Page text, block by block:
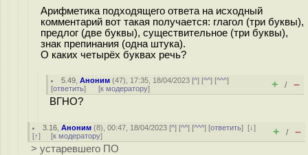
Арифметика подходящего ответа на исходный
комментарий вот такая получается: глагол (три буквы),
предлог (две буквы), существительное (три буквы),
знак препинания (одна штука).
О каких четырёх буквах речь?
5.49 ,Аноним (47), 17:35, 18/04/2023 [^] [^^] [^^^]
[ответить] [к модератору] + / –
ВГНО?
3.16 ,Аноним (8), 00:47, 18/04/2023 [^] [^^] [^^^] [ответить][↓]
[↑] [к модератору] + / –
> устаревшего ПО